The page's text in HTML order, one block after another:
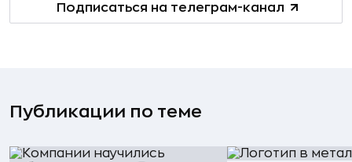
Подписаться на телеграм-канал
Публикации по теме